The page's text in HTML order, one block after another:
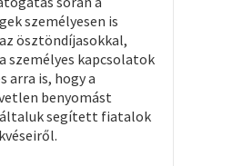
személyesen is
ösztöndíjasokkal,
személyes kapcsolatok
arra is, hogy a
benyomást
általuk segített fiatalok